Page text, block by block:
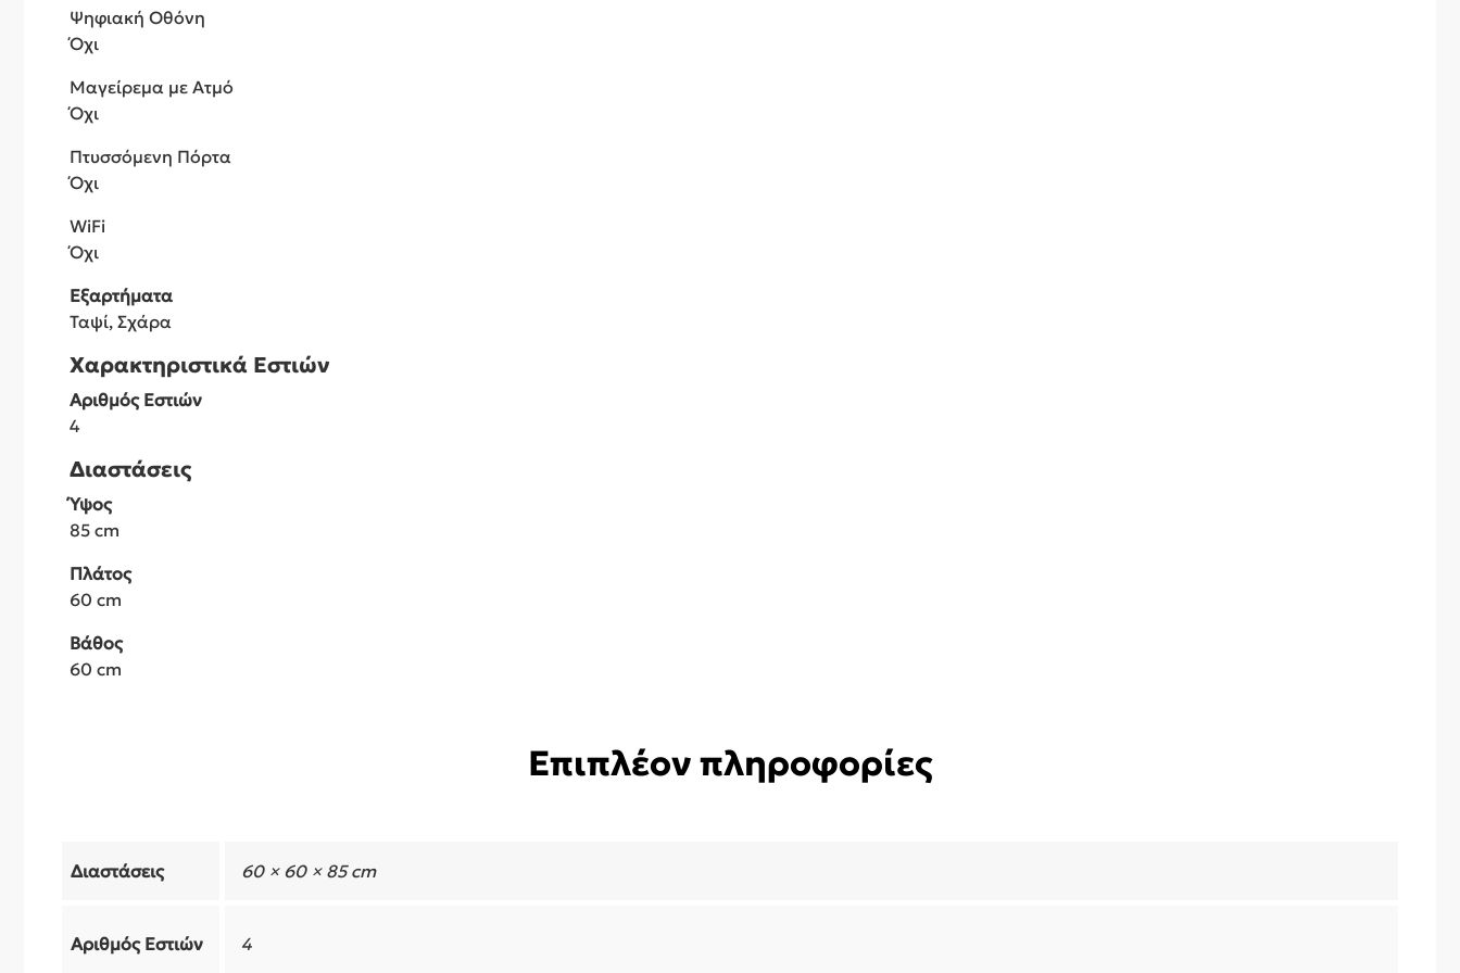
Ψηφιακή Οθόνη
Όχι
Μαγείρεμα με Ατμό
Όχι
Πτυσσόμενη Πόρτα
Όχι
WiFi
Όχι
Εξαρτήματα
Ταψί, Σχάρα
Χαρακτηριστικά Εστιών
Αριθμός Εστιών
4
Διαστάσεις
Ύψος
85 cm
Πλάτος
60 cm
Βάθος
60 cm
Επιπλέον πληροφορίες
Διαστάσεις 60 × 60 × 85 cm
Αριθμός Εστιών 4